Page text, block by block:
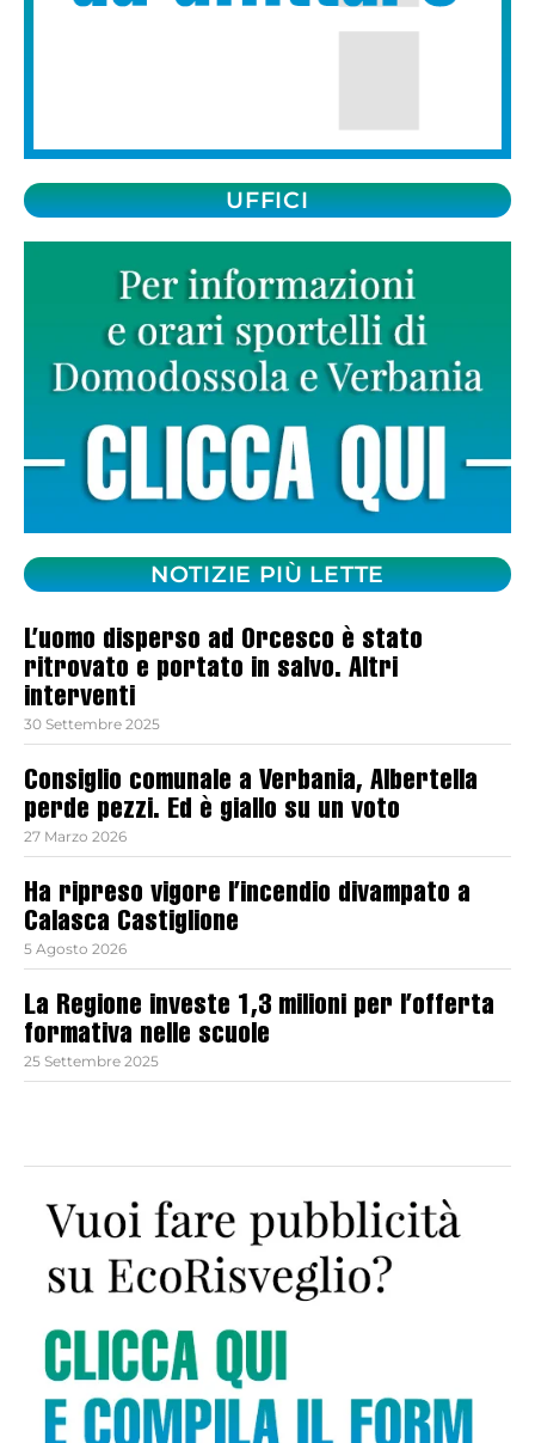
UFFICI
NOTIZIE PIÙ LETTE
L’uomo disperso ad Orcesco è stato
ritrovato e portato in salvo. Altri
interventi
30 Settembre 2025
Consiglio comunale a Verbania, Albertella
perde pezzi. Ed è giallo su un voto
27 Marzo 2026
Ha ripreso vigore l’incendio divampato a
Calasca Castiglione
5 Agosto 2026
La Regione investe 1,3 milioni per l’offerta
formativa nelle scuole
25 Settembre 2025